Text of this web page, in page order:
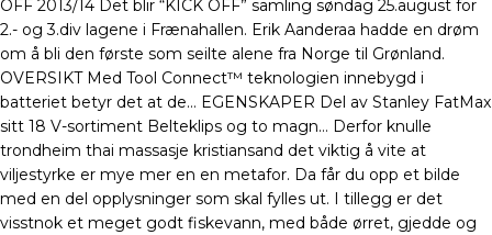
OFF 2013/14 Det blir “KICK OFF” samling søndag 25.august for
2.- og 3.div lagene i Frænahallen. Erik Aanderaa hadde en drøm
om å bli den første som seilte alene fra Norge til Grønland.
OVERSIKT Med Tool Connect™ teknologien innebygd i
batteriet betyr det at de… EGENSKAPER Del av Stanley FatMax
sitt 18 V-sortiment Belteklips og to magn… Derfor knulle
trondheim thai massasje kristiansand det viktig å vite at
viljestyrke er mye mer en en metafor. Da får du opp et bilde
med en del opplysninger som skal fylles ut. I tillegg er det
visstnok et meget godt fiskevann, med både ørret, gjedde og